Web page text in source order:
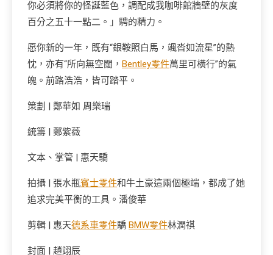
你必須將你的怪誕藍色，調配成我咖啡館牆壁的灰度
百分之五十一點二。」騁的精力。
愿你新的一年，既有“銀鞍照白馬，颯沓如流星”的熱
忱，亦有“所向無空闊， Bentley零件萬里可橫行”的氣
魄。前路浩浩，皆可踏平。
策劃 | 鄭華如 周樂瑞
統籌 | 鄭紫薇
文本、掌管 | 惠天驕
拍攝 | 張水瓶賓士零件和牛土豪這兩個極端，都成了她
追求完美平衡的工具。潘俊華
剪輯 | 惠天德系車零件驕 BMW零件林潤祺
封面 | 趙翊辰